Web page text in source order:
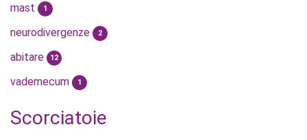
mast 1
neurodivergenze 2
abitare 12
vademecum 1
Scorciatoie